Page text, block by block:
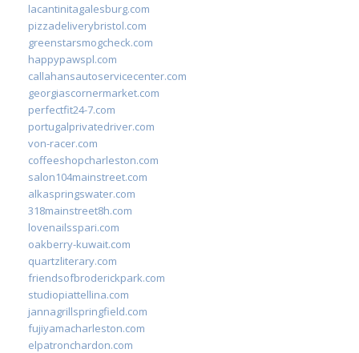
lacantinitagalesburg.com
pizzadeliverybristol.com
greenstarsmogcheck.com
happypawspl.com
callahansautoservicecenter.com
georgiascornermarket.com
perfectfit24-7.com
portugalprivatedriver.com
von-racer.com
coffeeshopcharleston.com
salon104mainstreet.com
alkaspringswater.com
318mainstreet8h.com
lovenailsspari.com
oakberry-kuwait.com
quartzliterary.com
friendsofbroderickpark.com
studiopiattellina.com
jannagrillspringfield.com
fujiyamacharleston.com
elpatronchardon.com